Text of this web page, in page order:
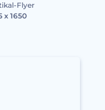
Flyer
x 1650